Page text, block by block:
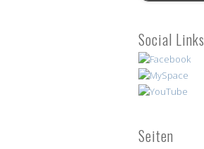
Social Links
Seiten